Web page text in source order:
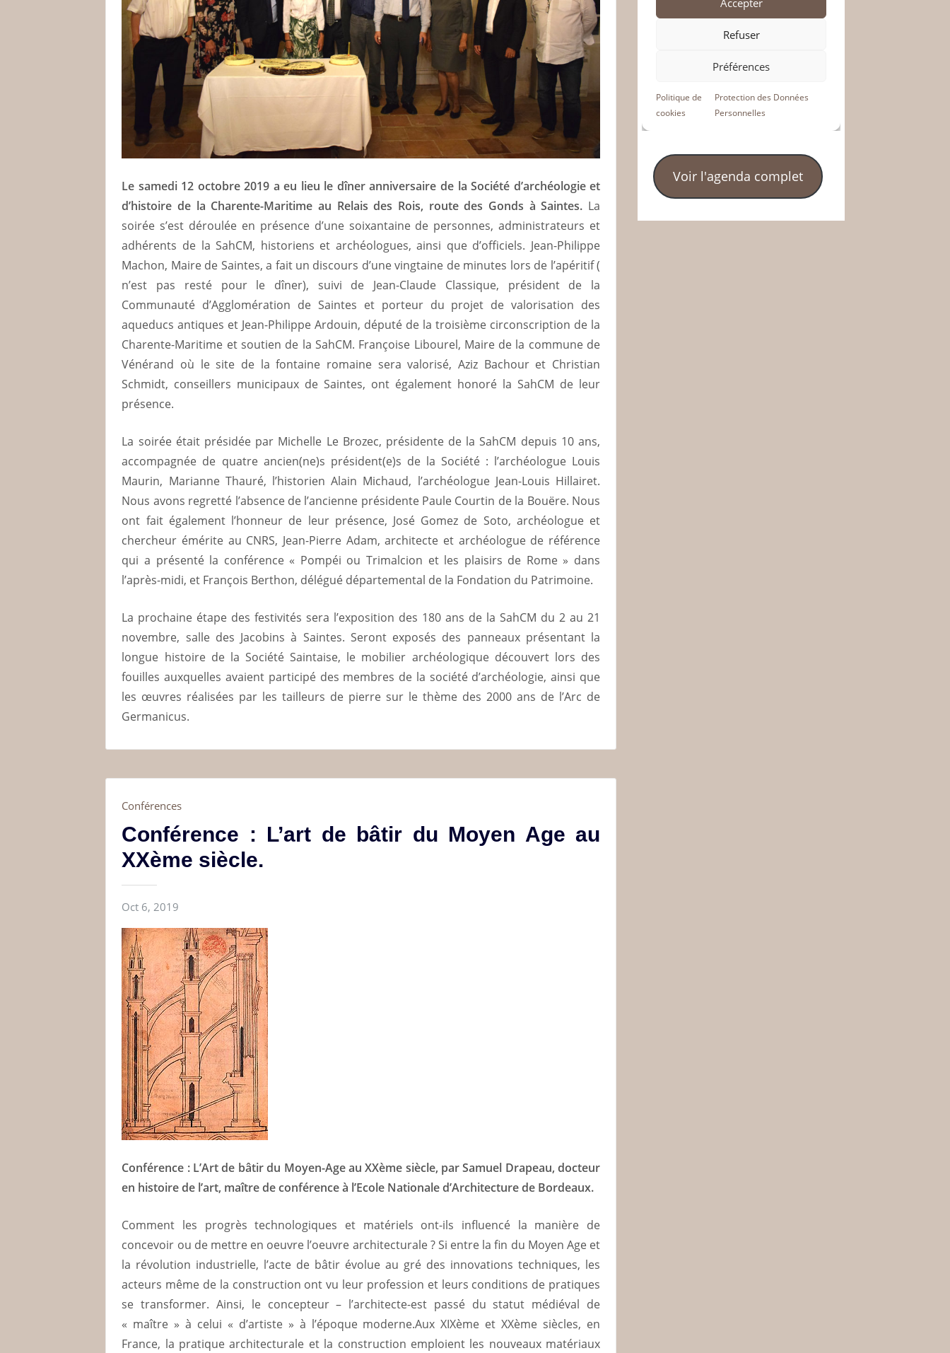
Le samedi 12 octobre 2019 a eu lieu le dîner anniversaire de la Société d’archéologie et
d’histoire de la Charente-Maritime au Relais des Rois, route des Gonds à Saintes. La
soirée s’est déroulée en présence d’une soixantaine de personnes, administrateurs et
adhérents de la SahCM, historiens et archéologues, ainsi que d’officiels. Jean-Philippe
Machon, Maire de Saintes, a fait un discours d’une vingtaine de minutes lors de l’apéritif (
n’est pas resté pour le dîner), suivi de Jean-Claude Classique, président de la
Communauté d’Agglomération de Saintes et porteur du projet de valorisation des
aqueducs antiques et Jean-Philippe Ardouin, député de la troisième circonscription de la
Charente-Maritime et soutien de la SahCM. Françoise Libourel, Maire de la commune de
Vénérand où le site de la fontaine romaine sera valorisé, Aziz Bachour et Christian
Schmidt, conseillers municipaux de Saintes, ont également honoré la SahCM de leur
présence.
La soirée était présidée par Michelle Le Brozec, présidente de la SahCM depuis 10 ans,
accompagnée de quatre ancien(ne)s président(e)s de la Société : l’archéologue Louis
Maurin, Marianne Thauré, l’historien Alain Michaud, l’archéologue Jean-Louis Hillairet.
Nous avons regretté l’absence de l’ancienne présidente Paule Courtin de la Bouëre. Nous
ont fait également l’honneur de leur présence, José Gomez de Soto, archéologue et
chercheur émérite au CNRS, Jean-Pierre Adam, architecte et archéologue de référence
qui a présenté la conférence « Pompéi ou Trimalcion et les plaisirs de Rome » dans
l’après-midi, et François Berthon, délégué départemental de la Fondation du Patrimoine.
La prochaine étape des festivités sera l’exposition des 180 ans de la SahCM du 2 au 21
novembre, salle des Jacobins à Saintes. Seront exposés des panneaux présentant la
longue histoire de la Société Saintaise, le mobilier archéologique découvert lors des
fouilles auxquelles avaient participé des membres de la société d’archéologie, ainsi que
les œuvres réalisées par les tailleurs de pierre sur le thème des 2000 ans de l’Arc de
Germanicus.
Conférences
Conférence : L’art de bâtir du Moyen Age au
XXème siècle.
Oct 6, 2019
Conférence : L’Art de bâtir du Moyen-Age au XXème siècle, par Samuel Drapeau, docteur
en histoire de l’art, maître de conférence à l’Ecole Nationale d’Architecture de Bordeaux.
Comment les progrès technologiques et matériels ont-ils influencé la manière de
concevoir ou de mettre en oeuvre l’oeuvre architecturale ? Si entre la fin du Moyen Age et
la révolution industrielle, l’acte de bâtir évolue au gré des innovations techniques, les
acteurs même de la construction ont vu leur profession et leurs conditions de pratiques
se transformer. Ainsi, le concepteur – l’architecte-est passé du statut médiéval de
« maître » à celui « d’artiste » à l’époque moderne.Aux XIXème et XXème siècles, en
France, la pratique architecturale et la construction emploient les nouveaux matériaux
Voir l'agenda complet